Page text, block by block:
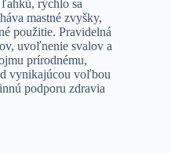
rýchlo sa
mastné zvyšky,
použitie. Pravidelná
uvoľnenie svalov a
prírodnému,
vynikajúcou voľbou
podporu zdravia